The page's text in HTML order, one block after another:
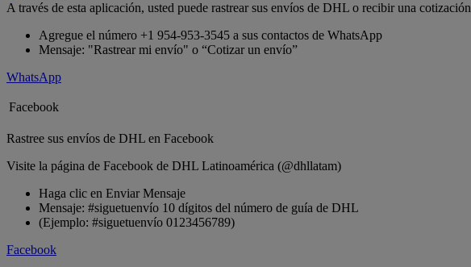
A través de esta aplicación, usted puede rastrear sus envíos de DHL o recibir una cotización
Agregue el número +1 954-953-3545 a sus contactos de WhatsApp
Mensaje: "Rastrear mi envío" o “Cotizar un envío”
WhatsApp
Facebook
Rastree sus envíos de DHL en Facebook
Visite la página de Facebook de DHL Latinoamérica (@dhllatam)
Haga clic en Enviar Mensaje
Mensaje: #siguetuenvío 10 dígitos del número de guía de DHL
(Ejemplo: #siguetuenvío 0123456789)
Facebook